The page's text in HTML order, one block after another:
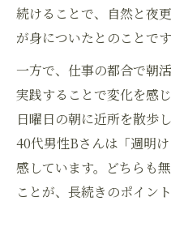
続けることで、自然と夜
が身についたとのことです
一方で、仕事の都合で朝
実践することで変化を感
日曜日の朝に近所を散歩
40代男性Bさんは「週明
感しています。どちらも
ことが、長続きのポイント